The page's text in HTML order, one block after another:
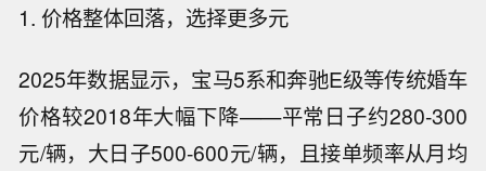
1. 价格整体回落，选择更多元
2025年数据显示，宝马5系和奔驰E级等传统婚车
价格较2018年大幅下降——平常日子约280-300
元/辆，大日子500-600元/辆，且接单频率从月均